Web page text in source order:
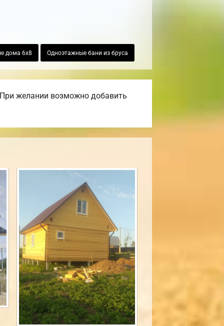
дома 6х8 Одноэтажные бани из бруса
желании возможно добавить